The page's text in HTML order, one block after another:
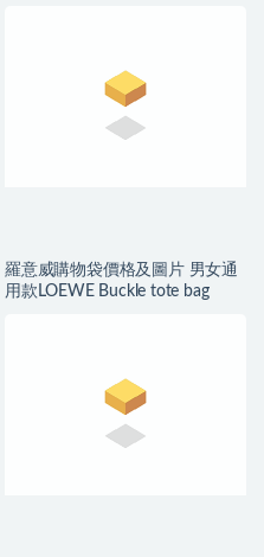
羅意威購物袋價格及圖片 男女通
用款LOEWE Buckle tote bag